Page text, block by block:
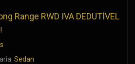
Range RWD IVA DEDUTÍVEL
Sedan